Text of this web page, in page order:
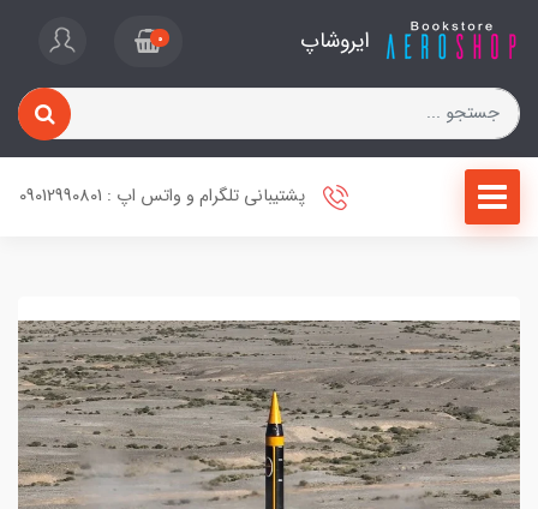
ایروشاپ 0
پشتیبانی تلگرام و واتس اپ : 09012990801